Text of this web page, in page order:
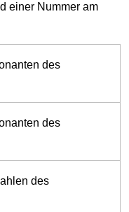
einer Nummer am
des
des
des